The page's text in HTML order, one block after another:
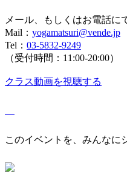
メール、もしくはお電話に
Mail： yogamatsuri@vende.jp
Tel： 03-5832-9249
（受付時間：11:00-20:00）
クラス動画を視聴する
このイベントを、みんなに